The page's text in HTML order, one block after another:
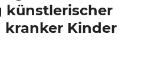
künstlerischer
kranker Kinder